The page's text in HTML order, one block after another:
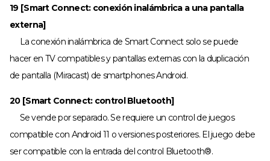
19 [Smart Connect: conexión inalámbrica a una pantalla
externa]
La conexión inalámbrica de Smart Connect solo se puede
hacer en TV compatibles y pantallas externas con la duplicación
de pantalla (Miracast) de smartphones Android.
20 [Smart Connect: control Bluetooth]
Se vende por separado. Se requiere un control de juegos
compatible con Android 11 o versiones posteriores. El juego debe
ser compatible con la entrada del control Bluetooth®.